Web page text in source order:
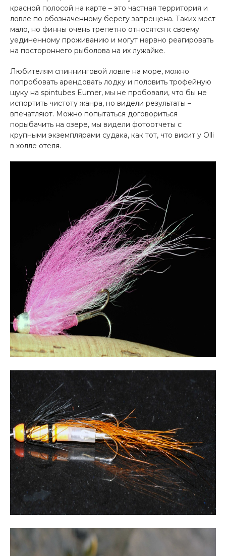
красной полосой на карте – это частная территория и
ловле по обозначенному берегу запрещена. Таких мест
мало, но финны очень трепетно относятся к своему
уединенному проживанию и могут нервно реагировать
на постороннего рыболова на их лужайке.
Любителям спиннинговой ловле на море, можно
попробовать арендовать лодку и половить трофейную
щуку на spintubes Eumer, мы не пробовали, что бы не
испортить чистоту жанра, но видели результаты –
впечатляют. Можно попытаться договориться
порыбачить на озере, мы видели фотоотчеты с
крупными экземплярами судака, как тот, что висит у Olli
в холле отеля.